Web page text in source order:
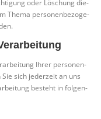
oder Löschung die­
The­ma per­so­nen­be­zo­ge­
Ihrer per­so­nen­
sich jeder­zeit an uns
besteht in fol­gen­